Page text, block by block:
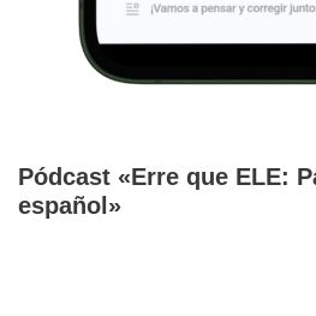
Pódcast «Erre que ELE:
español»